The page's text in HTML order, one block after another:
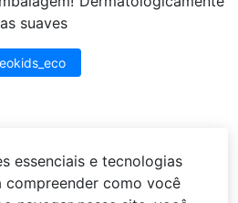
suaves
63 – Jardim Vista Alegre –
essenciais e tecnologias
compreender como você